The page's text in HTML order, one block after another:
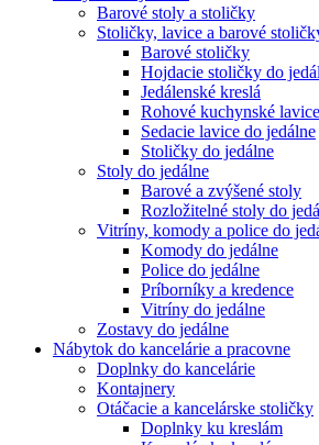
Barové stoly a stoličky
Stoličky, lavice a barové
Barové stoličky
Hojdacie stoličky do
Jedálenské kreslá
Rohové kuchynské lavice
Sedacie lavice do jedálne
Stoličky do jedálne
Stoly do jedálne
Barové a zvýšené stoly
Rozložitelné stoly do
Vitríny, komody a police do
Komody do jedálne
Police do jedálne
Príborníky a kredence
Vitríny do jedálne
Zostavy do jedálne
Nábytok do kancelárie a pracovne
Doplnky do kancelárie
Kontajnery
Otáčacie a kancelárske stoličky
Doplnky ku kreslám